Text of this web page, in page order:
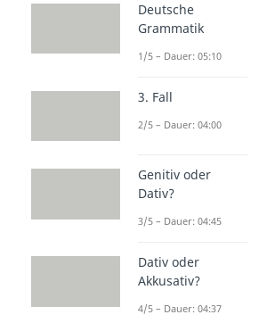
Kommavor
Fällen benutzt
einerAufzählung
mit „sowie“ das
brauchst daher
4
Manchmal
Komma vor
Teilen in dem
oder Einschüben.
Normalfall
Deutsche
Grammatik
1/5 – Dauer: 05:10
3. Fall
2/5 – Dauer: 04:00
Genitiv oder
Dativ?
3/5 – Dauer: 04:45
Dativ oder
Akkusativ?
4/5 – Dauer: 04:37